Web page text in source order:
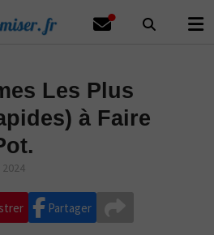
Les Plus
à Faire
Partager